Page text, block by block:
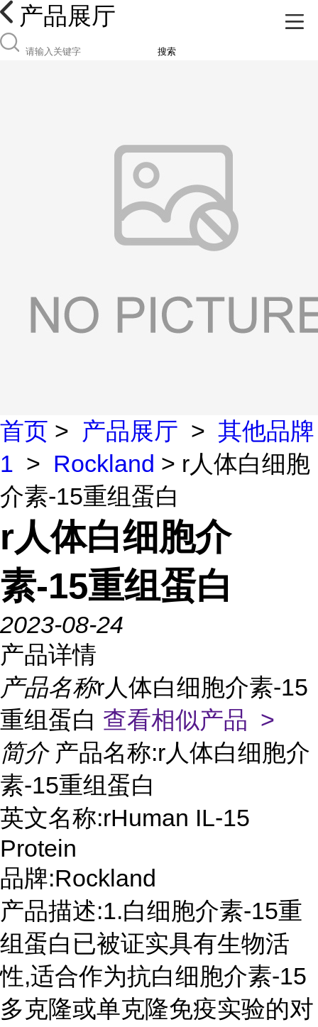
产品展厅
搜索
首页 > 产品展厅 > 其他品牌
1 > Rockland > r人体白细胞
介素-15重组蛋白
r人体白细胞介
素-15重组蛋白
2023-08-24
产品详情
产品名称r人体白细胞介素-15
重组蛋白 查看相似产品 >
简介 产品名称:r人体白细胞介
素-15重组蛋白
英文名称:rHuman IL-15
Protein
品牌:Rockland
产品描述:1.白细胞介素-15重
组蛋白已被证实具有生物活
性,适合作为抗白细胞介素-15
多克隆或单克隆免疫实验的对